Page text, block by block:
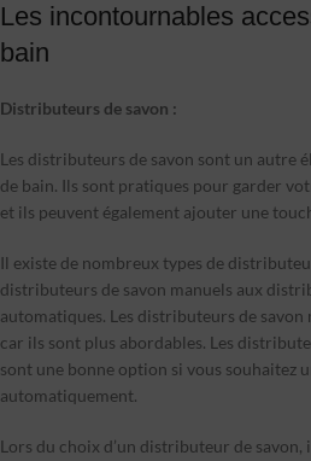
Les incontournables
bain
Distributeurs de savon :
Les distributeurs de savon sont un autre
de bain. Ils sont pratiques pour garder
et ils peuvent également ajouter une
Il existe de nombreux types de
distributeurs de savon manuels aux
automatiques. Les distributeurs de savon
car ils sont plus abordables. Les
sont une bonne option si vous souhaitez
automatiquement.
Lors du choix d’un distributeur de